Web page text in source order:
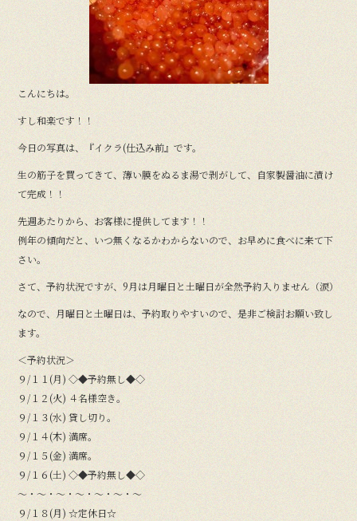
こんにちは。
すし和楽です！！
今日の写真は、『イクラ(仕込み前』です。
生の筋子を買ってきて、薄い膜をぬるま湯で剥がして、自家製醤油に漬け
て完成！！
先週あたりから、お客様に提供してます！！
例年の傾向だと、いつ無くなるかわからないので、お早めに食べに来て下
さい。
さて、予約状況ですが、9月は月曜日と土曜日が全然予約入りません（涙）
なので、月曜日と土曜日は、予約取りやすいので、是非ご検討お願い致し
ます。
＜予約状況＞
９/１１(月) ◇◆予約無し◆◇
９/１２(火) ４名様空き。
９/１３(水) 貸し切り。
９/１４(木) 満席。
９/１５(金) 満席。
９/１６(土) ◇◆予約無し◆◇
〜・〜・〜・〜・〜・〜・〜
９/１８(月) ☆定休日☆